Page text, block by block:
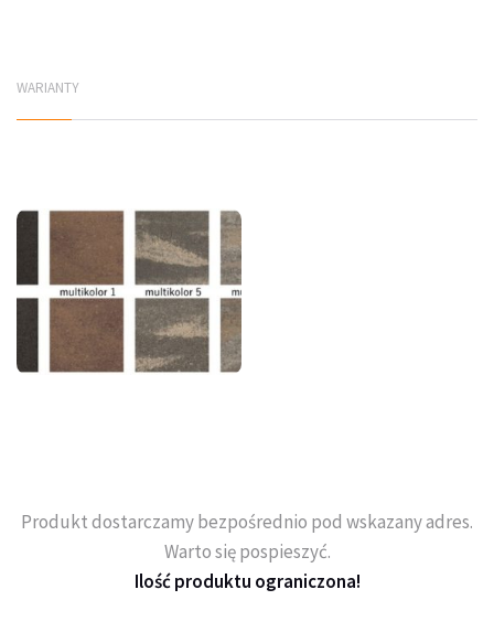
WARIANTY
Produkt dostarczamy bezpośrednio pod wskazany adres.
Warto się pospieszyć.
Ilość produktu ograniczona!